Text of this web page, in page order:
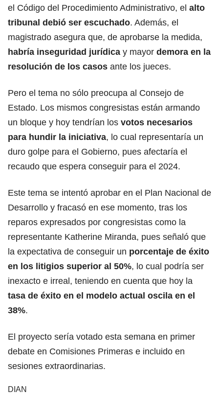
el Código del Procedimiento Administrativo, el alto
tribunal debió ser escuchado. Además, el
magistrado asegura que, de aprobarse la medida,
habría inseguridad jurídica y mayor demora en la
resolución de los casos ante los jueces.
Pero el tema no sólo preocupa al Consejo de
Estado. Los mismos congresistas están armando
un bloque y hoy tendrían los votos necesarios
para hundir la iniciativa, lo cual representaría un
duro golpe para el Gobierno, pues afectaría el
recaudo que espera conseguir para el 2024.
Este tema se intentó aprobar en el Plan Nacional de
Desarrollo y fracasó en ese momento, tras los
reparos expresados por congresistas como la
representante Katherine Miranda, pues señaló que
la expectativa de conseguir un porcentaje de éxito
en los litigios superior al 50%, lo cual podría ser
inexacto e irreal, teniendo en cuenta que hoy la
tasa de éxito en el modelo actual oscila en el
38%.
El proyecto sería votado esta semana en primer
debate en Comisiones Primeras e incluido en
sesiones extraordinarias.
DIAN